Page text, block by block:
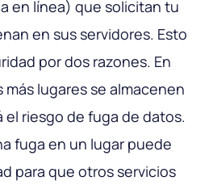
en línea) que solicitan tu
en sus servidores. Esto
por dos razones. En
lugares se almacenen
el riesgo de fuga de datos.
fuga en un lugar puede
para que otros servicios